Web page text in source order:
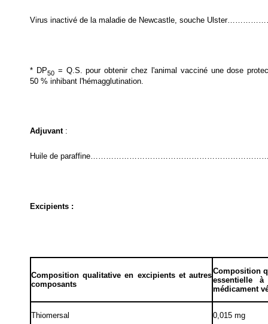
Virus inactivé de la maladie de Newcastle, souche
* DP50= Q.S. pour obtenir chez l'animal vacciné une dose
50 % inhibant l'hémagglutination.
Adjuvant:
Huile de
Excipients :
Composition qualitative en excipients et autres
composants
Composition
essentielle
médicament
Thiomersal 0,015 mg